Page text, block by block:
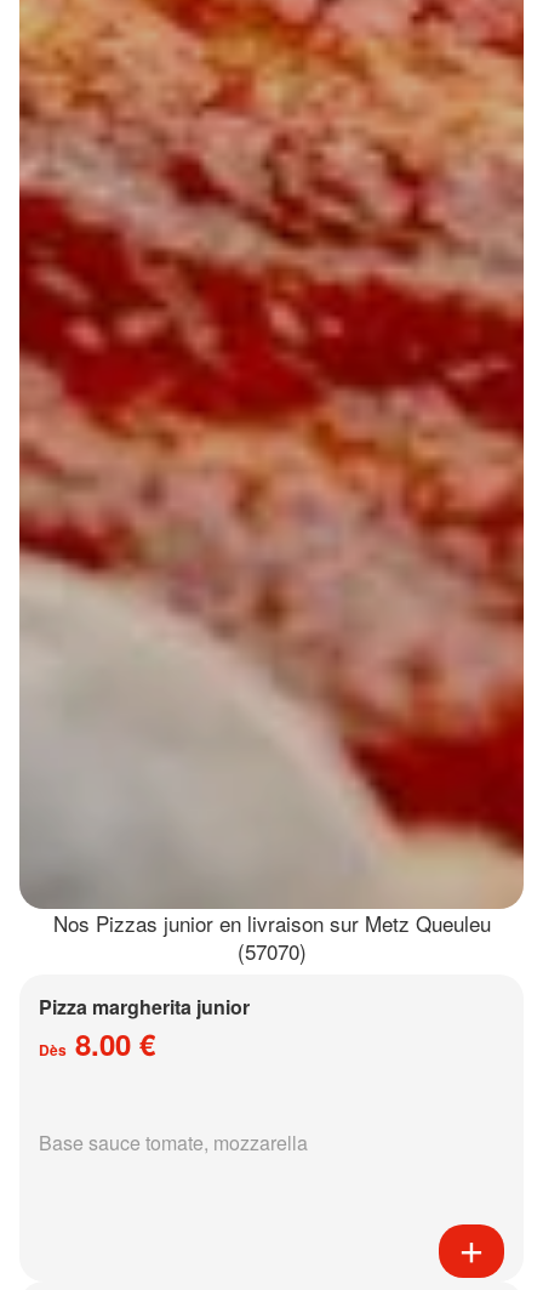
Nos Pizzas junior en livraison sur Metz Queuleu
(57070)
Pizza margherita junior
Dès 8.00 €
Base sauce tomate, mozzarella